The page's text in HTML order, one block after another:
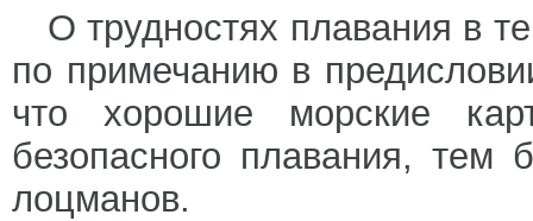
О трудностях плавания в
по примечанию в
что хорошие морские
безопасного плавания, тем
лоцманов.